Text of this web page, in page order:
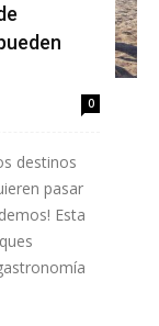
0
destinos
pasar
Esta